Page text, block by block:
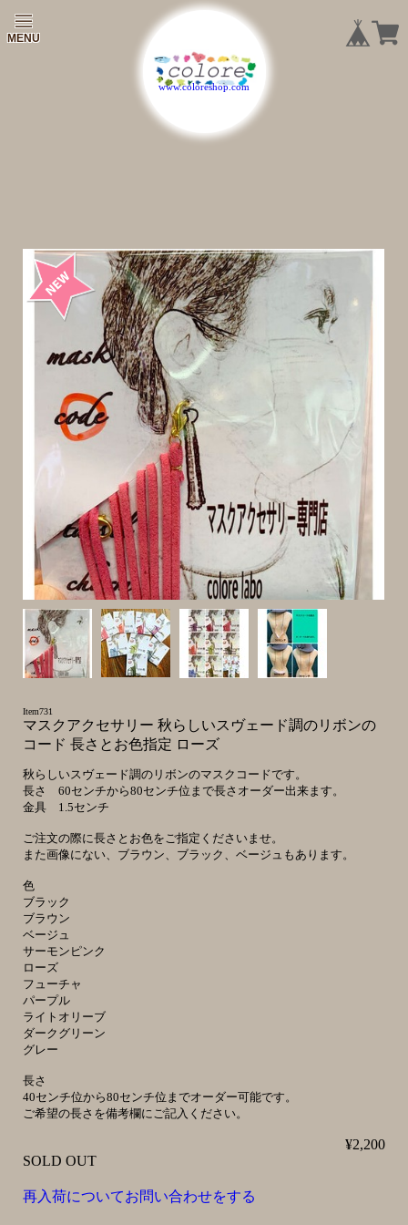
|
|
|
Item731
マスクアクセサリー 秋らしいスヴェード調のリボンの
コード 長さとお色指定 ローズ
秋らしいスヴェード調のリボンのマスクコードです。
長さ 60センチから80センチ位まで長さオーダー出来ます。
金具 1.5センチ
ご注文の際に長さとお色をご指定くださいませ。
また画像にない、ブラウン、ブラック、ベージュもあります。
色
ブラック
ブラウン
ベージュ
サーモンピンク
ローズ
フューチャ
パープル
ライトオリーブ
ダークグリーン
グレー
長さ
40センチ位から80センチ位までオーダー可能です。
ご希望の長さを備考欄にご記入ください。
¥2,200
SOLD OUT
再入荷についてお問い合わせをする